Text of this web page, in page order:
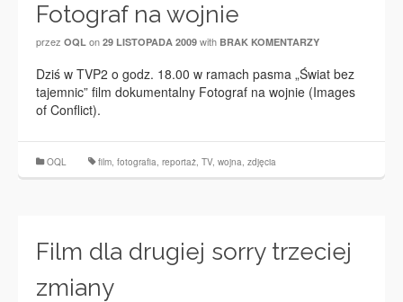
Fotograf na wojnie
przez OQL on 29 LISTOPADA 2009 with BRAK KOMENTARZY
Dziś w TVP2 o godz. 18.00 w ramach pasma „Świat bez
tajemnic” film dokumentalny Fotograf na wojnie (Images
of Conflict).
OQL film, fotografia, reportaż, TV, wojna, zdjęcia
Film dla drugiej sorry trzeciej
zmiany